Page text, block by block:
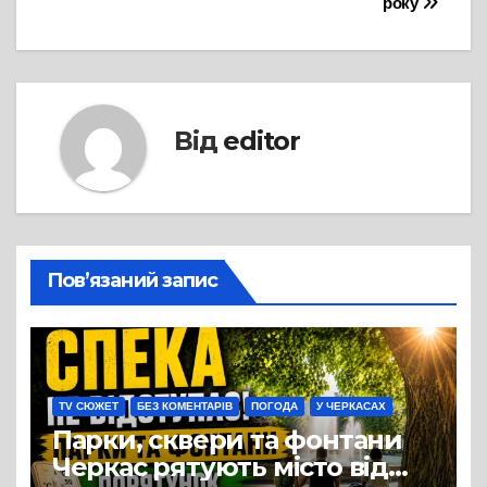
Від editor
Пов’язаний запис
TV СЮЖЕТ БЕЗ КОМЕНТАРІВ ПОГОДА У ЧЕРКАСАХ
Парки, сквери та фонтани
Черкас рятують місто від